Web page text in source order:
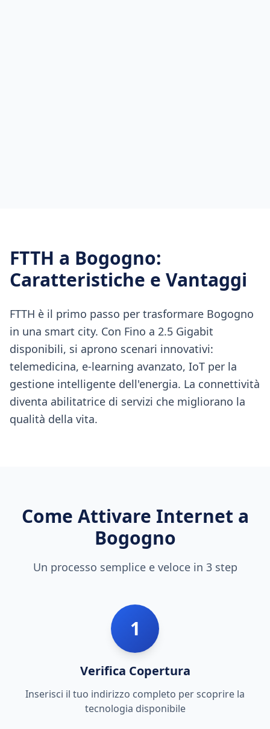
FTTH a Bogogno:
Caratteristiche e Vantaggi
FTTH è il primo passo per trasformare Bogogno
in una smart city. Con Fino a 2.5 Gigabit
disponibili, si aprono scenari innovativi:
telemedicina, e-learning avanzato, IoT per la
gestione intelligente dell'energia. La connettività
diventa abilitatrice di servizi che migliorano la
qualità della vita.
Come Attivare Internet a
Bogogno
Un processo semplice e veloce in 3 step
1
Verifica Copertura
Inserisci il tuo indirizzo completo per scoprire la
tecnologia disponibile